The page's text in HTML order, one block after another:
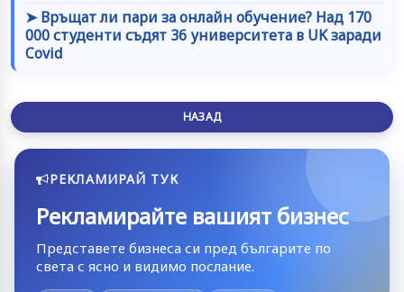
➤ Връщат ли пари за онлайн обучение? Над 170
000 студенти съдят 36 университета в UK заради
Covid
НАЗАД
РЕКЛАМИРАЙ ТУК
Рекламирайте вашият бизнес
Представете бизнеса си пред българите по
света с ясно и видимо послание.